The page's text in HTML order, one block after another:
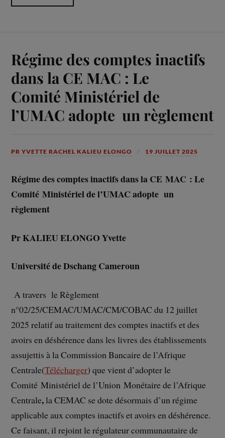
Régime des comptes inactifs
dans la CE MAC : Le
Comité Ministériel de
l’UMAC adopte un règlement
PR YVETTE RACHEL KALIEU ELONGO 19 JUILLET 2025
Régime des comptes inactifs dans la CE MAC : Le
Comité Ministériel de l’UMAC adopte un
règlement
Pr KALIEU ELONGO Yvette
Université de Dschang Cameroun
A travers le Règlement
n°02/25/CEMAC/UMAC/CM/COBAC du 12 juillet
2025 relatif au traitement des comptes inactifs et des
avoirs en déshérence dans les livres des établissements
assujettis à la Commission Bancaire de l’Afrique
Centrale(Télécharger) que vient d’adopter le
Comité Ministériel de l’Union Monétaire de l’Afrique
Centrale,la CEMAC se dote désormais d’un régime
applicable aux comptes inactifs et avoirs en déshérence.
Ce faisant, il rejoint le régulateur communautaire de